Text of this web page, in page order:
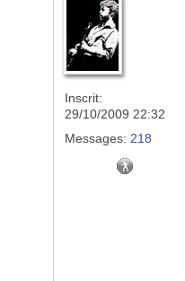
Inscrit:
29/10/2009 22:32
Messages: 218